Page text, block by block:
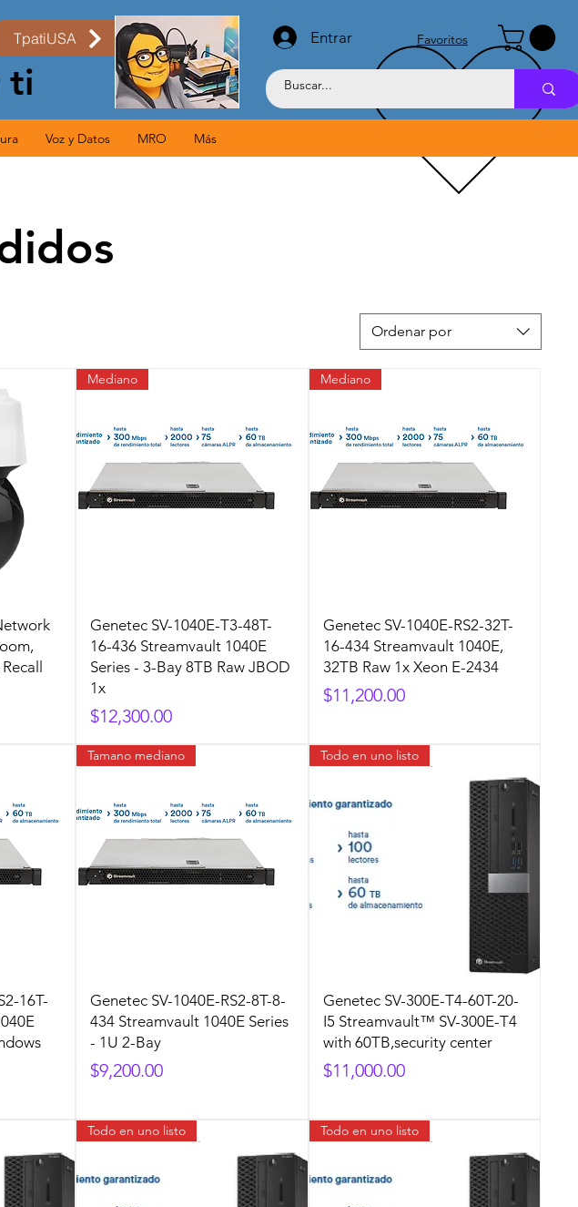
TpatiUSA
ti
Entrar Favoritos
Voz y Datos MRO Más
Ordenar por
Mediano
Genetec SV-1040E-T3-48T-
16-436 Streamvault 1040E
Series - 3-Bay 8TB Raw JBOD
1x
Precio
$12,300.00
Mediano
Genetec SV-1040E-RS2-32T-
16-434 Streamvault 1040E,
32TB Raw 1x Xeon E-2434
Precio
$11,200.00
16T-
Tamano mediano
Genetec SV-1040E-RS2-8T-8-
434 Streamvault 1040E Series
- 1U 2-Bay
Precio
$9,200.00
Todo en uno listo
Genetec SV-300E-T4-60T-20-
I5 Streamvault™ SV-300E-T4
with 60TB,security center
Precio
$11,000.00
Todo en uno listo Todo en uno listo